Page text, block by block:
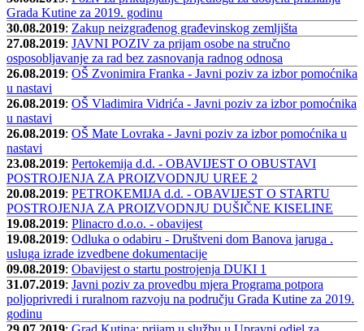
Grada Kutine za 2019. godinu
30.08.2019: Zakup neizgrađenog građevinskog zemljišta
27.08.2019: JAVNI POZIV za prijam osobe na stručno
osposobljavanje za rad bez zasnovanja radnog odnosa
26.08.2019: OŠ Zvonimira Franka - Javni poziv za izbor pomoćnika
u nastavi
26.08.2019: OŠ Vladimira Vidrića - Javni poziv za izbor pomoćnika
u nastavi
26.08.2019: OŠ Mate Lovraka - Javni poziv za izbor pomoćnika u
nastavi
23.08.2019: Pertokemija d.d. - OBAVIJEST O OBUSTAVI
POSTROJENJA ZA PROIZVODNJU UREE 2
20.08.2019: PETROKEMIJA d.d. - OBAVIJEST O STARTU
POSTROJENJA ZA PROIZVODNJU DUŠIČNE KISELINE
19.08.2019: Plinacro d.o.o. - obavijest
19.08.2019: Odluka o odabiru - Društveni dom Banova jaruga .
usluga izrade izvedbene dokumentacije
09.08.2019: Obavijest o startu postrojenja DUKI 1
31.07.2019: Javni poziv za provedbu mjera Programa potpora
poljoprivredi i ruralnom razvoju na području Grada Kutine za 2019.
godinu